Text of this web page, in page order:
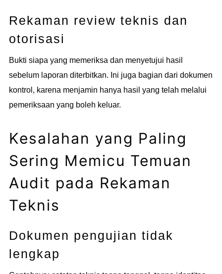
Rekaman review teknis dan
otorisasi
Bukti siapa yang memeriksa dan menyetujui hasil
sebelum laporan diterbitkan. Ini juga bagian dari dokumen
kontrol, karena menjamin hanya hasil yang telah melalui
pemeriksaan yang boleh keluar.
Kesalahan yang Paling
Sering Memicu Temuan
Audit pada Rekaman
Teknis
Dokumen pengujian tidak
lengkap